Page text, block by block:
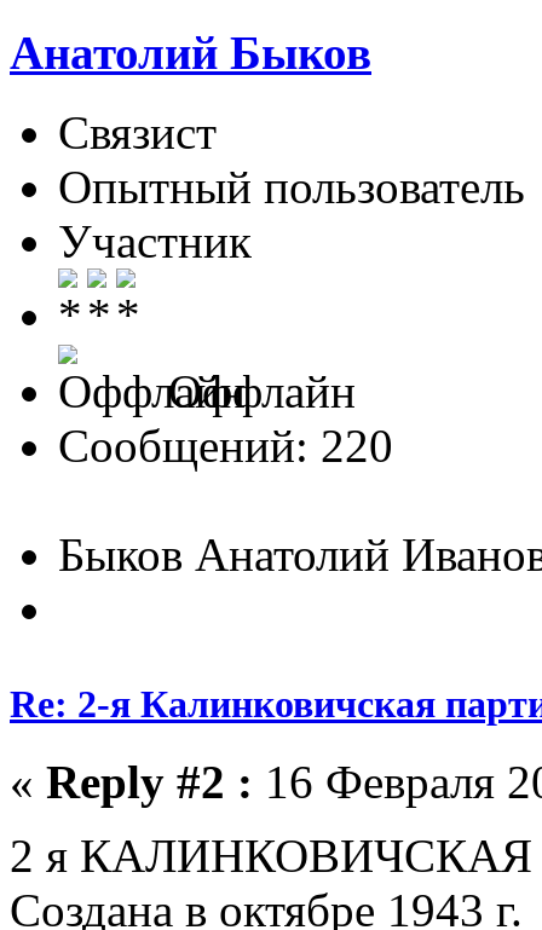
Анатолий Быков
Связист
Опытный пользователь
Участник
Оффлайн
Сообщений: 220
Быков Анатолий
Re: 2-я Калинковичская
« Reply #2 : 16 Февраля
2 я
Создана в октябре 1943 г.